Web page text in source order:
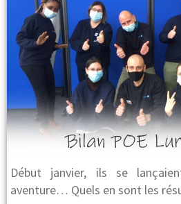
Bilan POE
Début janvier, ils se
aventure… Quels en sont les